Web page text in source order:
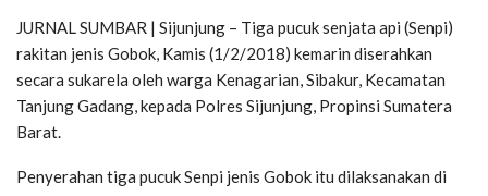
JURNAL SUMBAR | Sijunjung – Tiga pucuk senjata api (Senpi)
rakitan jenis Gobok, Kamis (1/2/2018) kemarin diserahkan
secara sukarela oleh warga Kenagarian, Sibakur, Kecamatan
Tanjung Gadang, kepada Polres Sijunjung, Propinsi Sumatera
Barat.
Penyerahan tiga pucuk Senpi jenis Gobok itu dilaksanakan di